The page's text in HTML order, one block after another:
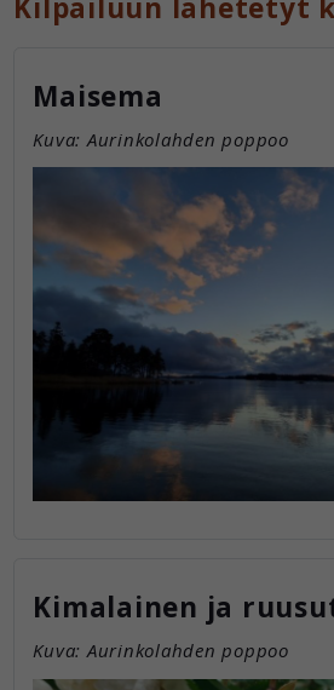
Kilpailuun lähetetyt
Maisema
Kuva: Aurinkolahden poppoo
Kimalainen ja
Kuva: Aurinkolahden poppoo